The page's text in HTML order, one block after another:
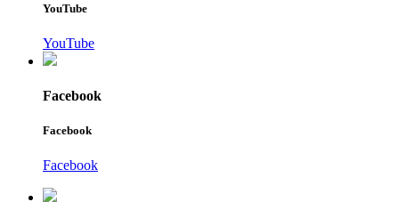
YouTube
YouTube
Facebook
Facebook
Facebook